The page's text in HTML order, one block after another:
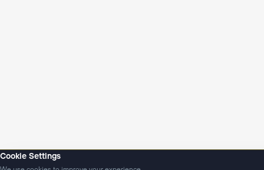
Cookie Settings